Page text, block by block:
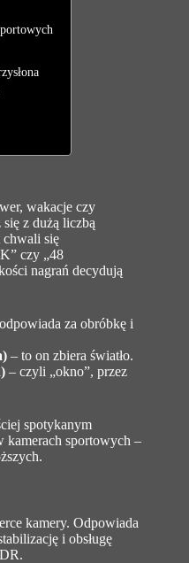
wakacje czy
z dużą liczbą
chwali się
czy „48
nagrań decydują
za obróbkę i
– to on zbiera światło.
– czyli „okno”, przez
spotykanym
kamerach sportowych –
kamery. Odpowiada
i obsługę